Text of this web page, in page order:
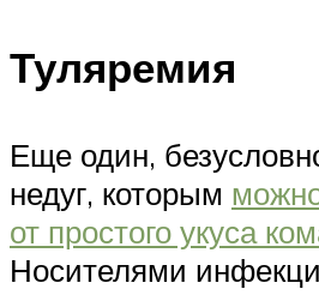
Туляремия
Еще один,
недуг, которым
от простого укуса
Носителями